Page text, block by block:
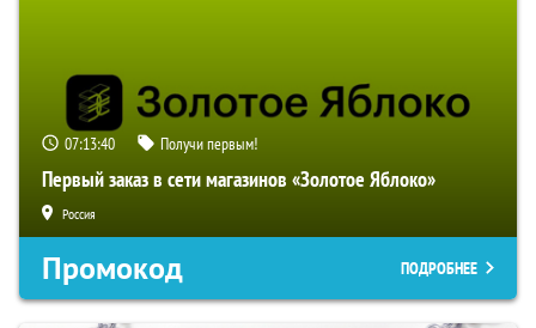
07:13:39 Получи первым!
Первый заказ в сети магазинов «Золотое Яблоко»
Россия
Промокод ПОДРОБНЕЕ